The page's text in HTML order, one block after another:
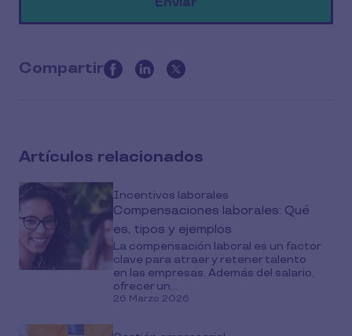
Compartir
this
media
Artículos relacionados
Incentivos laborales
Compensaciones laborales: Qué
es, tipos y ejemplos
La compensación laboral es un factor
clave para atraer y retener talento
en las empresas. Además del salario,
ofrecer un...
26 Marzo 2026